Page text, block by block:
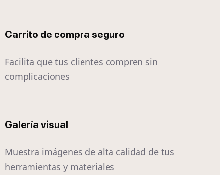
Carrito de compra seguro
Facilita que tus clientes compren sin
complicaciones
Galería visual
Muestra imágenes de alta calidad de tus
herramientas y materiales